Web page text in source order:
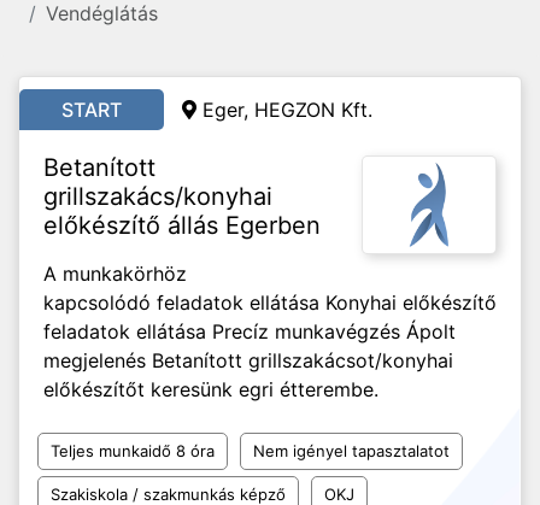
Vendéglátás
START Eger, HEGZON Kft.
Betanított
grillszakács/konyhai
előkészítő állás Egerben
A munkakörhöz
kapcsolódó feladatok ellátása Konyhai előkészítő
feladatok ellátása Precíz munkavégzés Ápolt
megjelenés Betanított grillszakácsot/konyhai
előkészítőt keresünk egri étterembe.
Teljes munkaidő 8 óra Nem igényel tapasztalatot
Szakiskola / szakmunkás képző OKJ